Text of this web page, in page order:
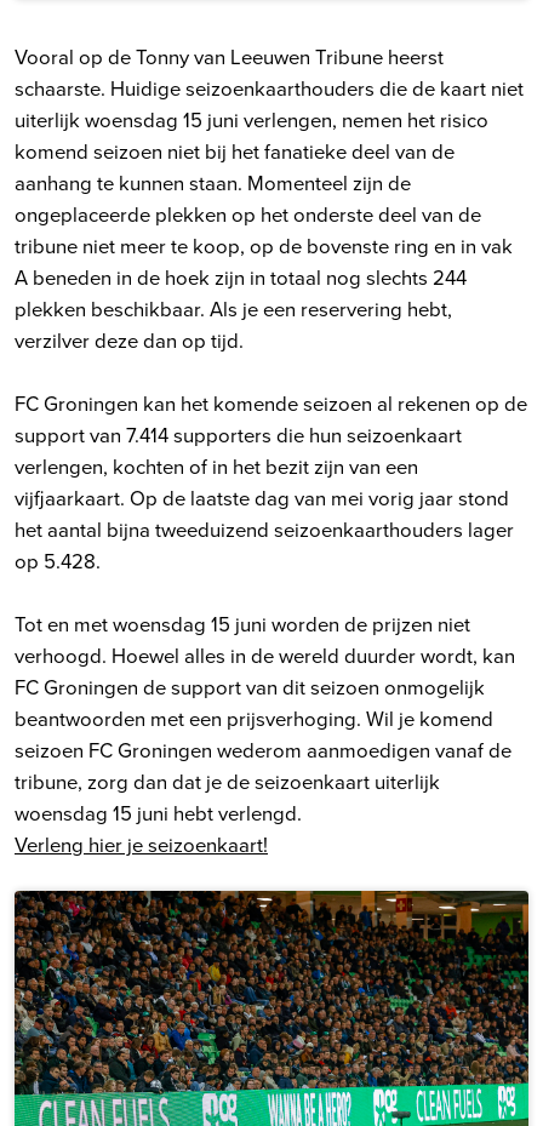
Vooral op de Tonny van Leeuwen Tribune heerst
schaarste. Huidige seizoenkaarthouders die de kaart niet
uiterlijk woensdag 15 juni verlengen, nemen het risico
komend seizoen niet bij het fanatieke deel van de
aanhang te kunnen staan. Momenteel zijn de
ongeplaceerde plekken op het onderste deel van de
tribune niet meer te koop, op de bovenste ring en in vak
A beneden in de hoek zijn in totaal nog slechts 244
plekken beschikbaar. Als je een reservering hebt,
verzilver deze dan op tijd.
FC Groningen kan het komende seizoen al rekenen op de
support van 7.414 supporters die hun seizoenkaart
verlengen, kochten of in het bezit zijn van een
vijfjaarkaart. Op de laatste dag van mei vorig jaar stond
het aantal bijna tweeduizend seizoenkaarthouders lager
op 5.428.
Tot en met woensdag 15 juni worden de prijzen niet
verhoogd. Hoewel alles in de wereld duurder wordt, kan
FC Groningen de support van dit seizoen onmogelijk
beantwoorden met een prijsverhoging. Wil je komend
seizoen FC Groningen wederom aanmoedigen vanaf de
tribune, zorg dan dat je de seizoenkaart uiterlijk
woensdag 15 juni hebt verlengd.
Verleng hier je seizoenkaart!